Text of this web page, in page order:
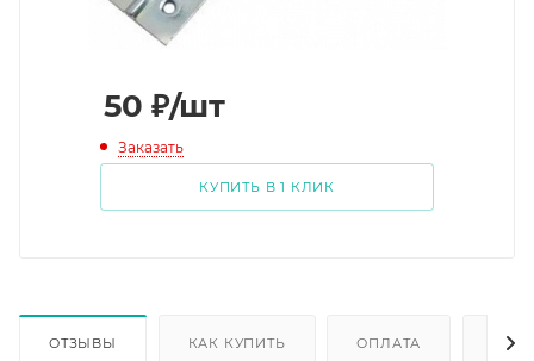
50 ₽/шт
Заказать
КУПИТЬ В 1 КЛИК
ОТЗЫВЫ КАК КУПИТЬ ОПЛАТА